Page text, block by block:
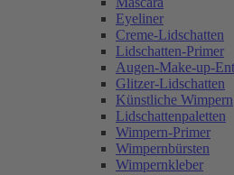
Eyeliner
Creme-Lidschatten
Lidschatten-Primer
Augen-Make-up-
Glitzer-Lidschatten
Künstliche Wimpern
Lidschattenpaletten
Wimpern-Primer
Wimpernbürsten
Wimpernkleber